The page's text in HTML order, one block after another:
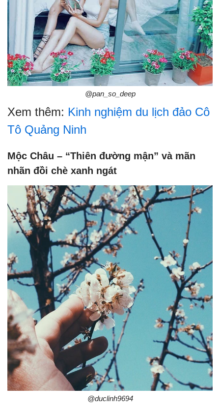
@pan_so_deep
Xem thêm: Kinh nghiệm du lịch đảo Cô
Tô Quảng Ninh
Mộc Châu – “Thiên đường mận” và mãn
nhãn đồi chè xanh ngát
@duclinh9694